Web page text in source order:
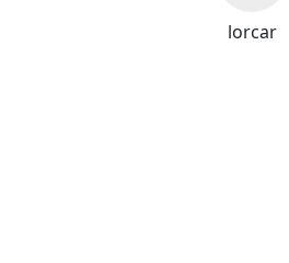
lorcar